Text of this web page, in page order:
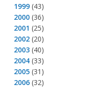
1999 (43)
2000 (36)
2001 (25)
2002 (20)
2003 (40)
2004 (33)
2005 (31)
2006 (32)